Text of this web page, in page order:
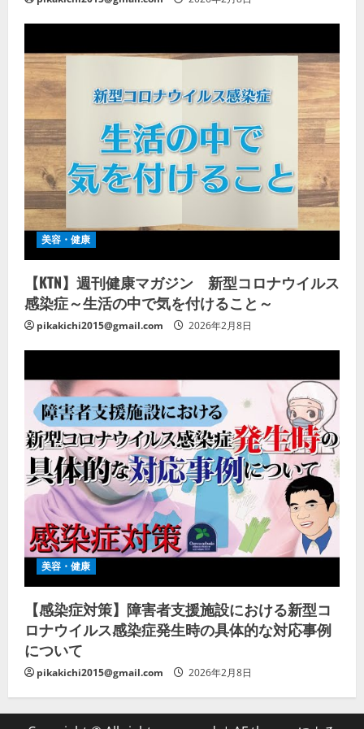
美容・健康
【KTN】週刊健康マガジン 新型コロナウイルス
感染症～生活の中で気を付けること～
pikakichi2015@gmail.com 2026年2月8日
美容・健康
【感染症対策】障害者支援施設における新型コ
ロナウイルス感染症発生時の具体的な対応事例
について
pikakichi2015@gmail.com 2026年2月8日